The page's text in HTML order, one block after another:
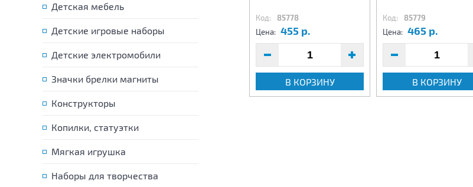
Детская мебель
Детские игровые наборы
Детские электромобили
Значки брелки магниты
Конструкторы
Копилки, статуэтки
Мягкая игрушка
Наборы для творчества
465 р.
В КОРЗИНУ
Цена: 230 р.
В КОРЗИНУ
Код: 85778
Цена: 455 р.
В КОРЗИНУ
Код: 85779
Цена: 465 р.
В КОРЗИНУ